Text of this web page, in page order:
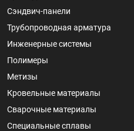
Сэндвич-панели
Трубопроводная арматура
Инженерные системы
Полимеры
Метизы
Кровельные материалы
Сварочные материалы
Специальные сплавы